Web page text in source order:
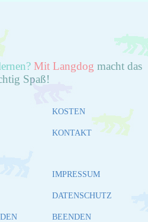
Mit Langdog macht das
Spaß!
KOSTEN
KONTAKT
IMPRESSUM
DATENSCHUTZ
BEENDEN